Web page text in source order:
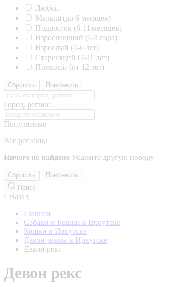
Любой
Малыш (до 6 месяцев)
Подросток (6-11 месяцев)
Взрослеющий (1-3 года)
Взрослый (4-6 лет)
Стареющий (7-11 лет)
Пожилой (от 12 лет)
Сбросить Применить
Город, регион
Популярные
Все регионы
Ничего не найдено Укажите другую породу
Сбросить
Применить
Поиск
Назад
Главная
Собаки и Кошки в Иркутске
Кошки в Иркутске
Девон-рексы в Иркутске
Девон рекс
Девон рекс